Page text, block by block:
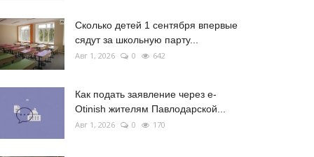
Сколько детей 1 сентября впервые
сядут за школьную парту...
Авг 1, 2026 0 642
Как подать заявление через e-
Otinish жителям Павлодарской...
Авг 1, 2026 0 170